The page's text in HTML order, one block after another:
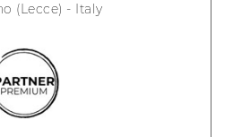
(Lecce) - Italy